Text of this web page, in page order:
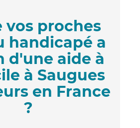
vos proches
handicapé a
d'une aide à
à Saugues
en France
?